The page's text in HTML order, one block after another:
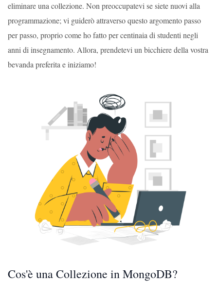
eliminare una collezione. Non preoccupatevi se siete nuovi alla
programmazione; vi guiderò attraverso questo argomento passo
per passo, proprio come ho fatto per centinaia di studenti negli
anni di insegnamento. Allora, prendetevi un bicchiere della vostra
bevanda preferita e iniziamo!
Cos'è una Collezione in MongoDB?